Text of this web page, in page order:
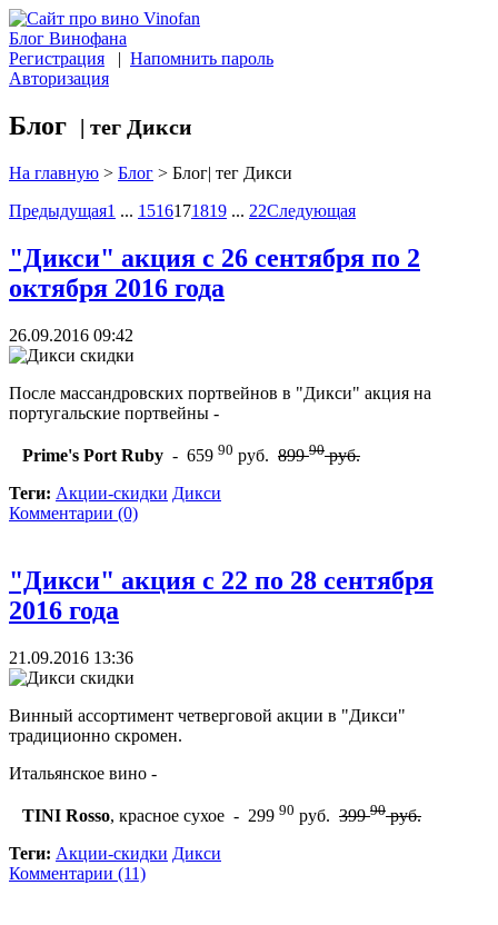
Блог Винофана
Регистрация | Напомнить пароль
Авторизация
Блог | тег Дикси
На главную > Блог > Блог| тег Дикси
Предыдущая1 ... 1516171819 ... 22Следующая
"Дикси" акция с 26 сентября по 2
октября 2016 года
26.09.2016 09:42
После массандровских портвейнов в "Дикси" акция на
португальские портвейны -
Prime's Port Ruby - 659 90 руб. 89990руб.
Теги: Акции-скидки Дикси
Комментарии (0)
"Дикси" акция с 22 по 28 сентября
2016 года
21.09.2016 13:36
Винный ассортимент четверговой акции в "Дикси"
традиционно скромен.
Итальянское вино -
TINI Rosso, красное сухое - 299 90 руб. 39990руб.
Теги: Акции-скидки Дикси
Комментарии (11)